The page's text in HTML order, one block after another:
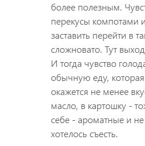
более полезным.
перекусы компотами
заставить перейти в
сложновато. Тут
И тогда чувство
обычную еду,
окажется не менее
масло, в картошку -
себе - ароматные и
хотелось съесть.